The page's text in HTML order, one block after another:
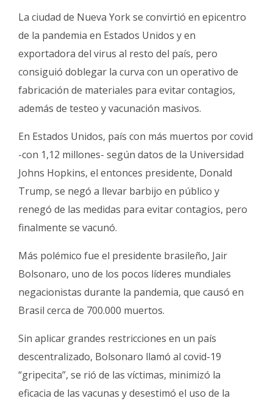
La ciudad de Nueva York se convirtió en epicentro
de la pandemia en Estados Unidos y en
exportadora del virus al resto del país, pero
consiguió doblegar la curva con un operativo de
fabricación de materiales para evitar contagios,
además de testeo y vacunación masivos.
En Estados Unidos, país con más muertos por covid
-con 1,12 millones- según datos de la Universidad
Johns Hopkins, el entonces presidente, Donald
Trump, se negó a llevar barbijo en público y
renegó de las medidas para evitar contagios, pero
finalmente se vacunó.
Más polémico fue el presidente brasileño, Jair
Bolsonaro, uno de los pocos líderes mundiales
negacionistas durante la pandemia, que causó en
Brasil cerca de 700.000 muertos.
Sin aplicar grandes restricciones en un país
descentralizado, Bolsonaro llamó al covid-19
“gripecita”, se rió de las víctimas, minimizó la
eficacia de las vacunas y desestimó el uso de la